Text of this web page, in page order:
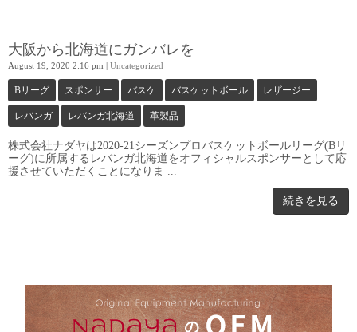
大阪から北海道にガンバレを
August 19, 2020 2:16 pm | Uncategorized
Bリーグ スポンサー バスケ バスケットボール レザージー
レバンガ レバンガ北海道 革製品
株式会社ナダヤは2020-21シーズンプロバスケットボールリーグ(Bリ
ーグ)に所属するレバンガ北海道をオフィシャルスポンサーとして応
援させていただくことになりま ...
続きを見る